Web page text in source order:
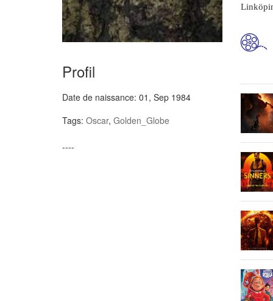
Profil
Date de naissance: 01, Sep 1984
Tags: Oscar, Golden_Globe
----